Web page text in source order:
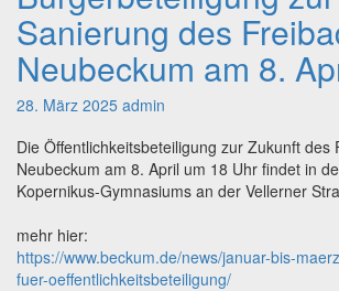
zur
Sanierung
des
Freibades
Neubeckum
am
8.
April
Sanierung des
Neubeckum am 8.
28. März 2025 admin
Die Öffentlichkeitsbeteiligung zur Zukunft des
Neubeckum am 8. April um 18 Uhr findet in
Kopernikus-Gymnasiums an der Vellerner
mehr hier:
https://www.beckum.de/news/januar-bis-
fuer-oeffentlichkeitsbeteiligung/